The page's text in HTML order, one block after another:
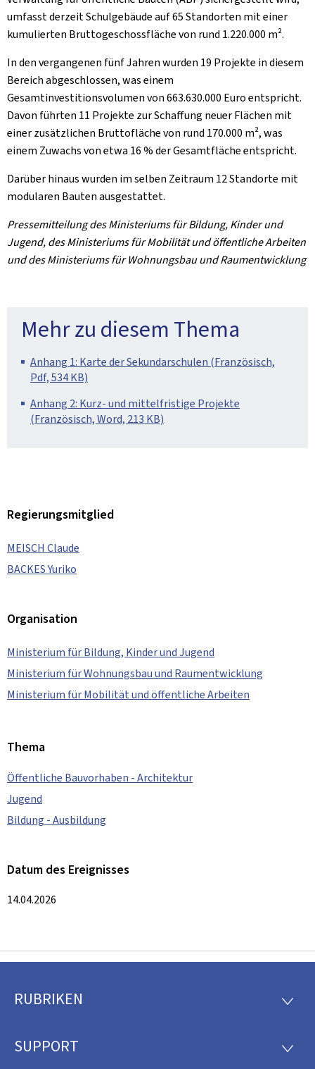
umfasst derzeit Schulgebäude auf 65 Standorten mit einer
kumulierten Bruttogeschossfläche von rund 1.220.000 m².
In den vergangenen fünf Jahren wurden 19 Projekte in diesem
Bereich abgeschlossen, was einem
Gesamtinvestitionsvolumen von 663.630.000 Euro entspricht.
Davon führten 11 Projekte zur Schaffung neuer Flächen mit
einer zusätzlichen Bruttofläche von rund 170.000 m², was
einem Zuwachs von etwa 16 % der Gesamtfläche entspricht.
Darüber hinaus wurden im selben Zeitraum 12 Standorte mit
modularen Bauten ausgestattet.
Pressemitteilung des Ministeriums für Bildung, Kinder und
Jugend, des Ministeriums für Mobilität und öffentliche Arbeiten
und des Ministeriums für Wohnungsbau und Raumentwicklung
Mehr zu diesem Thema
Anhang 1: Karte der Sekundarschulen (Französisch,
Pdf, 534 KB)
Anhang 2: Kurz- und mittelfristige Projekte
(Französisch, Word, 213 KB)
Regierungsmitglied
MEISCH Claude
BACKES Yuriko
Organisation
Ministerium für Bildung, Kinder und Jugend
Ministerium für Wohnungsbau und Raumentwicklung
Ministerium für Mobilität und öffentliche Arbeiten
Thema
Öffentliche Bauvorhaben - Architektur
Jugend
Bildung - Ausbildung
Datum des Ereignisses
14.04.2026
Footer
RUBRIKEN
SUPPORT